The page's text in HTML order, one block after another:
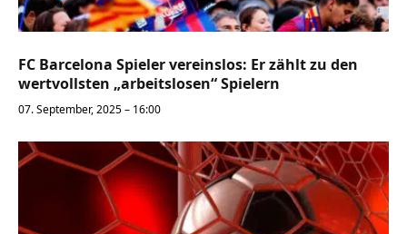
FC Barcelona Spieler vereinslos: Er zählt zu den
wertvollsten „arbeitslosen“ Spielern
07. September, 2025 – 16:00